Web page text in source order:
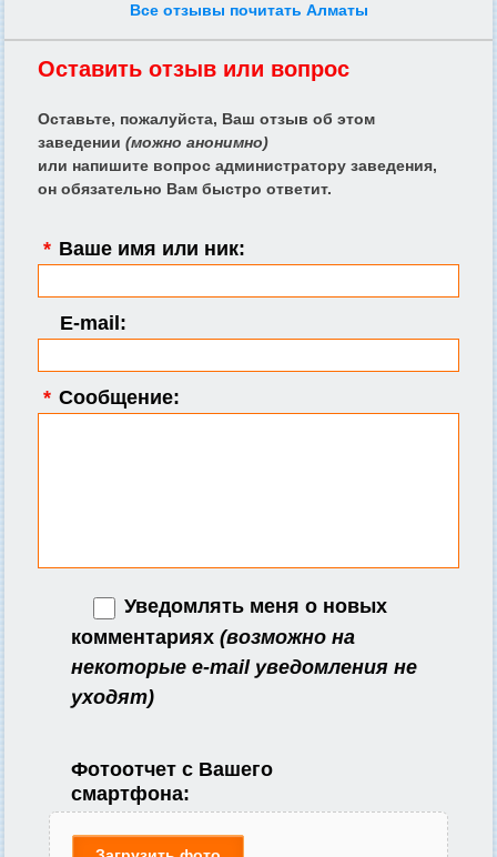
Все отзывы почитать Алматы
Оставить отзыв или вопрос
Оставьте, пожалуйста, Ваш отзыв об этом
заведении (можно анонимно)
или напишите вопрос администратору заведения,
он обязательно Вам быстро ответит.
* Ваше имя или ник:
E-mail:
* Сообщение:
Уведомлять меня о новых
комментариях (возможно на
некоторые e-mail уведомления не
уходят)
Фотоотчет с Вашего
смартфона: